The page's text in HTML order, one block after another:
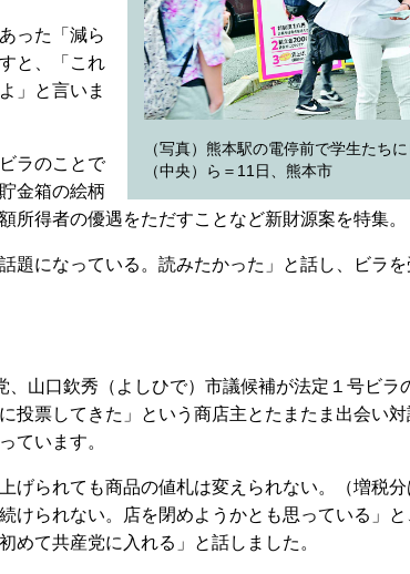
（写真）熊本駅の電停前で学生たち
（中央）ら＝11日、熊本市
った「減ら
と、「これ
」と言いま
ラのことで
金箱の絵柄
所得者の優遇をただすことなど新財源案を特集。
題になっている。読みたかった」と話し、ビラを
山口欽秀（よしひで）市議候補が法定１号ビラ
投票してきた」という商店主とたまたま出会い
ています。
げられても商品の値札は変えられない。（増税分
けられない。店を閉めようかとも思っている」
めて共産党に入れる」と話しました。